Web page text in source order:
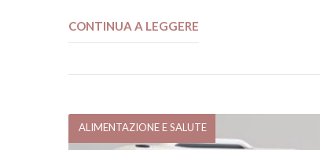
CONTINUA A LEGGERE
ALIMENTAZIONE E SALUTE